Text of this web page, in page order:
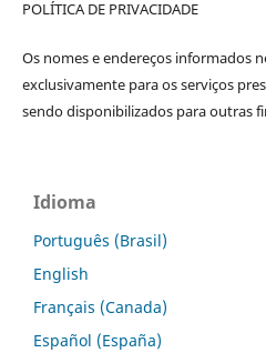
POLÍTICA DE PRIVACIDADE
Os nomes e endereços informados
exclusivamente para os serviços
sendo disponibilizados para outras
Idioma
Português (Brasil)
English
Français (Canada)
Español (España)